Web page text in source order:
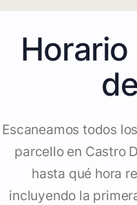
Escaneamos todos
parcello en Castro
hasta qué hora
incluyendo la